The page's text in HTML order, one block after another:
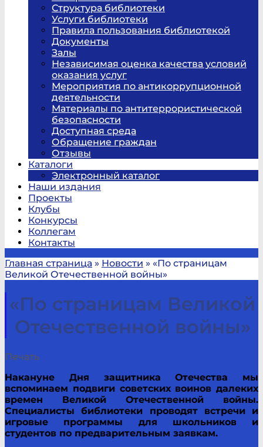
Структура библиотеки
Услуги библиотеки
Правила пользования библиотекой
Документы
Залы
Независимая оценка качества условий
оказания услуг
Мероприятия по антикоррупционной
деятельности
Материалы по антитеррористической
безопасности
Доступная среда
Обращение граждан
Отзывы
Каталоги
Электронный каталог
Наши издания
Проекты
Клубы
Конкурсы
Коллегам
Контакты
Главная страница » Новости » «По страницам
Великой Отечественной войны»
«По страницам Великой
Отечественной войны»
Печать
Накануне Дня защитника Отечества мы
вспоминаем подвиги советских воинов далеких
времен Великой Отечественной войны.
Специалисты библиотеки проводят встречи и
игровые программы для школьников и
студентов по предварительным заявкам.